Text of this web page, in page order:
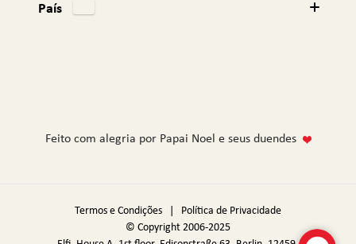
País
Feito com alegria por Papai Noel e seus duendes
Termos e Condições
Política de Privacidade
© Copyright 2006-2025